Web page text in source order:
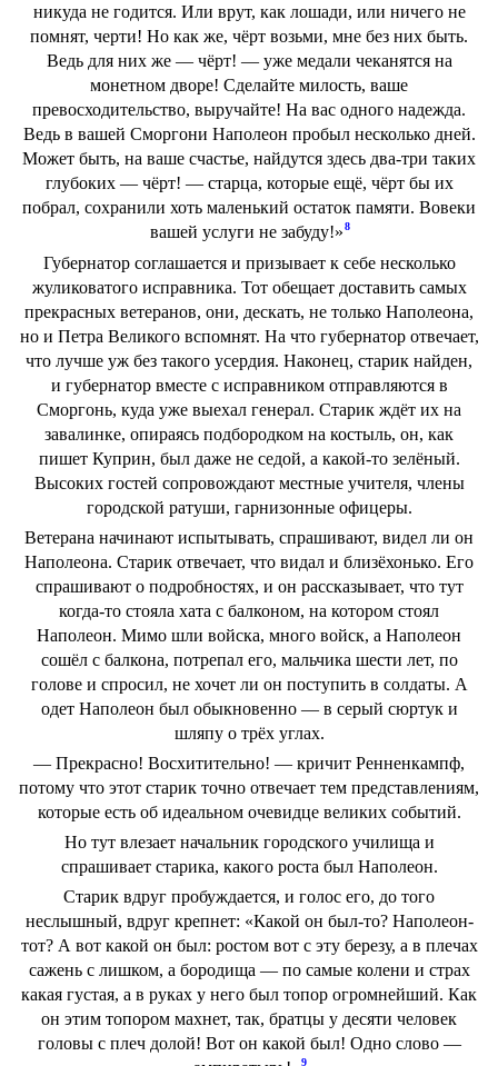
никуда не годится. Или врут, как лошади, или ничего не
помнят, черти! Но как же, чёрт возьми, мне без них быть.
Ведь для них же — чёрт! — уже медали чеканятся на
монетном дворе! Сделайте милость, ваше
превосходительство, выручайте! На вас одного надежда.
Ведь в вашей Сморгони Наполеон пробыл несколько дней.
Может быть, на ваше счастье, найдутся здесь два-три таких
глубоких — чёрт! — старца, которые ещё, чёрт бы их
побрал, сохранили хоть маленький остаток памяти. Вовеки
вашей услуги не забуду!»8
Губернатор соглашается и призывает к себе несколько
жуликоватого исправника. Тот обещает доставить самых
прекрасных ветеранов, они, дескать, не только Наполеона,
но и Петра Великого вспомнят. На что губернатор отвечает,
что лучше уж без такого усердия. Наконец, старик найден,
и губернатор вместе с исправником отправляются в
Сморгонь, куда уже выехал генерал. Старик ждёт их на
завалинке, опираясь подбородком на костыль, он, как
пишет Куприн, был даже не седой, а какой-то зелёный.
Высоких гостей сопровождают местные учителя, члены
городской ратуши, гарнизонные офицеры.
Ветерана начинают испытывать, спрашивают, видел ли он
Наполеона. Старик отвечает, что видал и близёхонько. Его
спрашивают о подробностях, и он рассказывает, что тут
когда-то стояла хата с балконом, на котором стоял
Наполеон. Мимо шли войска, много войск, а Наполеон
сошёл с балкона, потрепал его, мальчика шести лет, по
голове и спросил, не хочет ли он поступить в солдаты. А
одет Наполеон был обыкновенно — в серый сюртук и
шляпу о трёх углах.
— Прекрасно! Восхитительно! — кричит Ренненкампф,
потому что этот старик точно отвечает тем представлениям,
которые есть об идеальном очевидце великих событий.
Но тут влезает начальник городского училища и
спрашивает старика, какого роста был Наполеон.
Старик вдруг пробуждается, и голос его, до того
неслышный, вдруг крепнет: «Какой он был-то? Наполеон-
тот? А вот какой он был: ростом вот с эту березу, а в плечах
сажень с лишком, а бородища — по самые колени и страх
какая густая, а в руках у него был топор огромнейший. Как
он этим топором махнет, так, братцы у десяти человек
головы с плеч долой! Вот он какой был! Одно слово —
9